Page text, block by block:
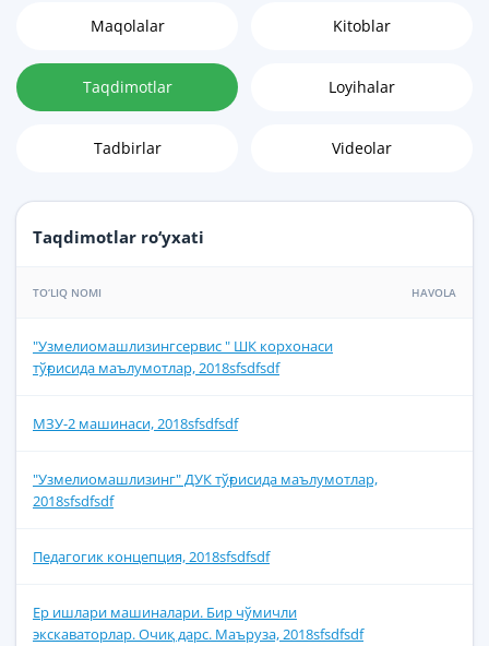
Maqolalar Kitoblar
Taqdimotlar Loyihalar
Tadbirlar Videolar
Taqdimotlar ro‘yxati
TO‘LIQ NOMI HAVOLA
"Узмелиомашлизингсервис " ШК корхонаси
тўғрисида маълумотлар, 2018sfsdfsdf
МЗУ-2 машинаси, 2018sfsdfsdf
"Узмелиомашлизинг" ДУК тўғрисида маълумотлар,
2018sfsdfsdf
Педагогик концепция, 2018sfsdfsdf
Ер ишлари машиналари. Бир чўмичли
экскаваторлар. Очиқ дарс. Маъруза, 2018sfsdfsdf